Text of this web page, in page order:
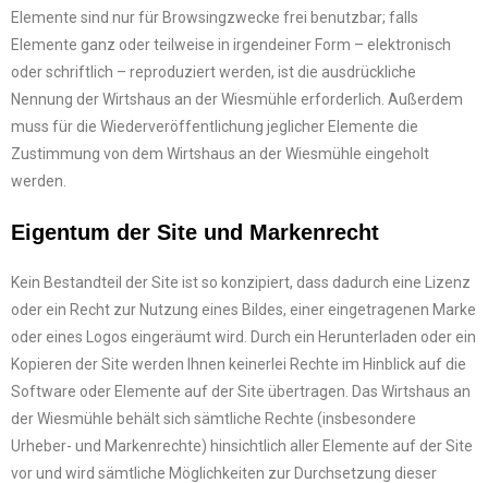
Elemente sind nur für Browsingzwecke frei benutzbar; falls
Elemente ganz oder teilweise in irgendeiner Form – elektronisch
oder schriftlich – reproduziert werden, ist die ausdrückliche
Nennung der Wirtshaus an der Wiesmühle erforderlich. Außerdem
muss für die Wiederveröffentlichung jeglicher Elemente die
Zustimmung von dem Wirtshaus an der Wiesmühle eingeholt
werden.
Eigentum der Site und Markenrecht
Kein Bestandteil der Site ist so konzipiert, dass dadurch eine Lizenz
oder ein Recht zur Nutzung eines Bildes, einer eingetragenen Marke
oder eines Logos eingeräumt wird. Durch ein Herunterladen oder ein
Kopieren der Site werden Ihnen keinerlei Rechte im Hinblick auf die
Software oder Elemente auf der Site übertragen. Das Wirtshaus an
der Wiesmühle behält sich sämtliche Rechte (insbesondere
Urheber- und Markenrechte) hinsichtlich aller Elemente auf der Site
vor und wird sämtliche Möglichkeiten zur Durchsetzung dieser